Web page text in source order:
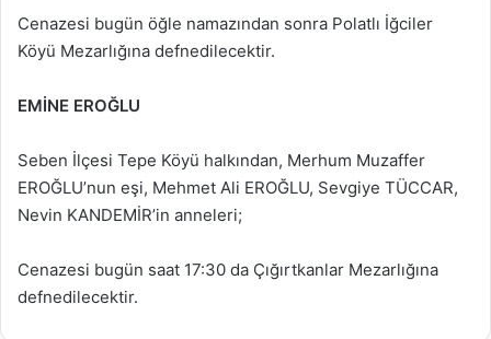
Cenazesi bugün öğle namazından sonra Polatlı İğciler
Köyü Mezarlığına defnedilecektir.
EMİNE EROĞLU
Seben İlçesi Tepe Köyü halkından, Merhum Muzaffer
EROĞLU’nun eşi, Mehmet Ali EROĞLU, Sevgiye TÜCCAR,
Nevin KANDEMİR’in anneleri;
Cenazesi bugün saat 17:30 da Çığırtkanlar Mezarlığına
defnedilecektir.